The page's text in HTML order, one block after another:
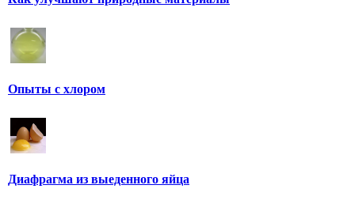
Опыты с хлором
Диафрагма из выеденного яйца